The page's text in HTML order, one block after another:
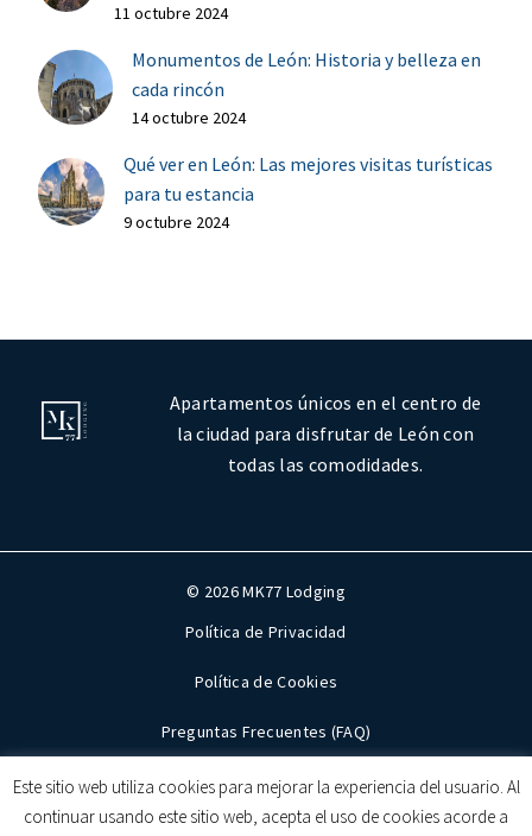
11 octubre 2024
Monumentos de León: Historia y belleza en
cada rincón
14 octubre 2024
Qué ver en León: Las mejores visitas turísticas
para tu estancia
9 octubre 2024
Apartamentos únicos en el centro de
la ciudad para disfrutar de León con
todas las comodidades.
© 2026 MK77 Lodging
Política de Privacidad
Política de Cookies
Preguntas Frecuentes (FAQ)
Mapa del sitio
Este sitio web utiliza cookies para mejorar la experiencia del usuario. Al
continuar usando este sitio web, acepta el uso de cookies acorde a